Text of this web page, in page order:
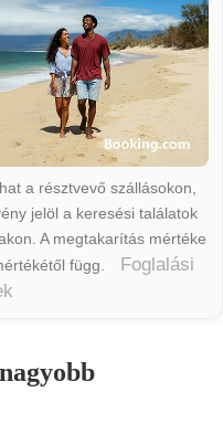
a résztvevő szállásokon,
jelöl a keresési találatok
A megtakarítás mértéke
függ.
Foglalási